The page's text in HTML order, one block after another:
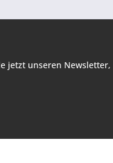
jetzt unseren